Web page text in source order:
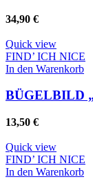
34,90 €
Quick view
FIND’ ICH NICE
In den Warenkorb
BÜGELBILD
13,50 €
Quick view
FIND’ ICH NICE
In den Warenkorb